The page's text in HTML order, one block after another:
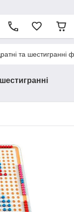
та